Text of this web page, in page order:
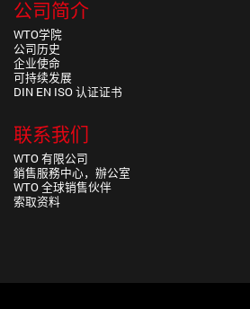
公司简介
WTO学院
公司历史
企业使命
可持续发展
DIN EN ISO 认证证书
联系我们
WTO 有限公司
銷售服務中心，辦公室
WTO 全球销售伙伴
索取资料